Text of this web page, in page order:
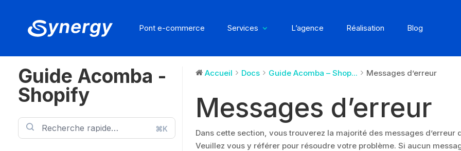
Pont e-commerce Services L’agence Réalisation Blog
Guide Acomba -
Shopify
⌘K
Accueil Docs Guide Acomba – Shop... Messages d’erreur
Messages d’erreur
Dans cette section, vous trouverez la majorité des messages
Veuillez vous y référer pour résoudre votre problème. Si aucun